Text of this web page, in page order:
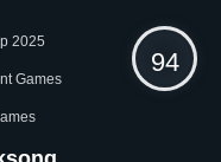
2025
Games
94